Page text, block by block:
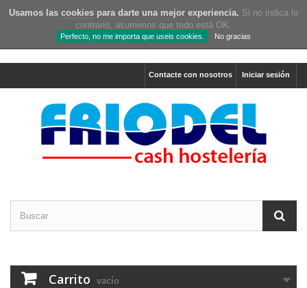
Usamos las cookies para darte una mejor experiencia. Si no indica lo
contrario, asumimos que todo está OK.
Perfecto, no me importa que useis cookies. No gracias
Iniciar sesión
Contacte con nosotros
Carrito vacío